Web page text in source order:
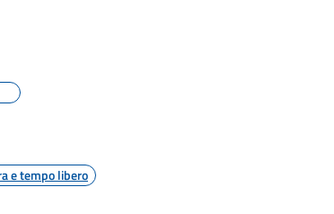
e tempo libero